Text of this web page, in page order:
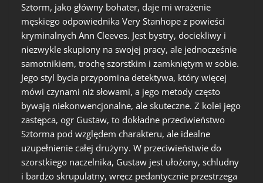
Sztorm, jako główny bohater, daje mi wrażenie
męskiego odpowiednika Very Stanhope z powieści
kryminalnych Ann Cleeves. Jest bystry, dociekliwy i
niezwykle skupiony na swojej pracy, ale jednocześnie
samotnikiem, trochę szorstkim i zamkniętym w sobie.
Jego styl bycia przypomina detektywa, który więcej
mówi czynami niż słowami, a jego metody często
bywają niekonwencjonalne, ale skuteczne. Z kolei jego
zastępca, ogr Gustaw, to dokładne przeciwieństwo
Sztorma pod względem charakteru, ale idealne
uzupełnienie całej drużyny. W przeciwieństwie do
szorstkiego naczelnika, Gustaw jest ułożony, schludny
i bardzo skrupulatny, wręcz pedantycznie przestrzega